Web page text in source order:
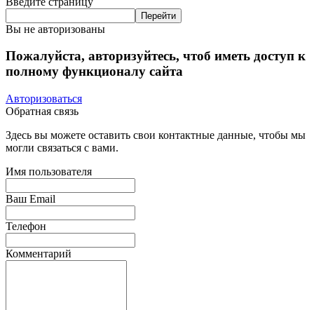
Вы не авторизованы
Пожалуйста, авторизуйтесь, чтоб иметь доступ к
полному функционалу сайта
Авторизоваться
Обратная связь
Здесь вы можете оставить свои контактные данные, чтобы мы
могли связаться с вами.
Имя пользователя
Ваш Email
Телефон
Комментарий